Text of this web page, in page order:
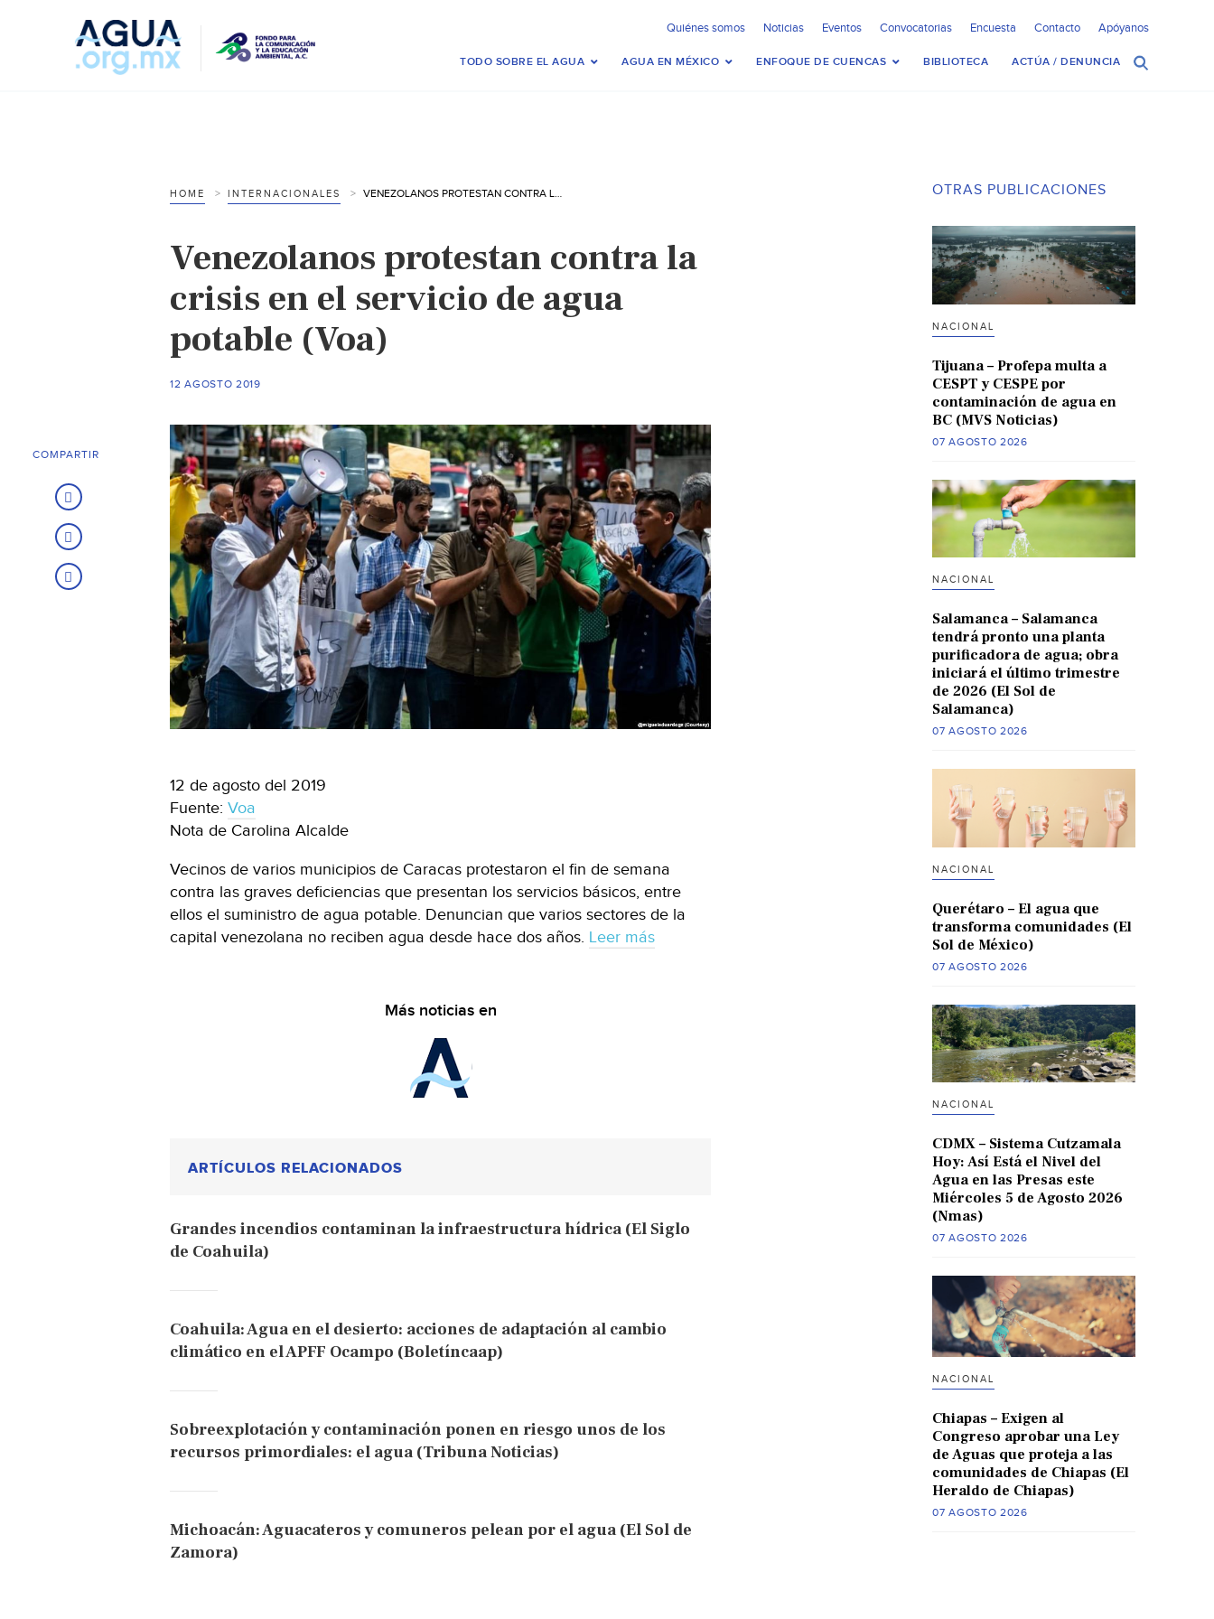
Quiénes somos Noticias Eventos Convocatorias Encuesta Contacto Apóyanos
TODO SOBRE EL AGUA AGUA EN MÉXICO ENFOQUE DE CUENCAS BIBLIOTECA ACTÚA / DENUNCIA
HOME INTERNACIONALES VENEZOLANOS PROTESTAN CONTRA LA CRISIS EN EL SERVICIO DE AGUA POTABLE (VOA)
Venezolanos protestan contra la
crisis en el servicio de agua
potable (Voa)
12 AGOSTO 2019
12 de agosto del 2019
Fuente: Voa
Nota de Carolina Alcalde
Vecinos de varios municipios de Caracas protestaron el fin de semana
contra las graves deficiencias que presentan los servicios básicos, entre
ellos el suministro de agua potable. Denuncian que varios sectores de la
capital venezolana no reciben agua desde hace dos años. Leer más
Más noticias en
ARTÍCULOS RELACIONADOS
Grandes incendios contaminan la infraestructura hídrica (El Siglo
de Coahuila)
Coahuila: Agua en el desierto: acciones de adaptación al cambio
climático en el APFF Ocampo (Boletíncaap)
Sobreexplotación y contaminación ponen en riesgo unos de los
recursos primordiales: el agua (Tribuna Noticias)
Michoacán: Aguacateros y comuneros pelean por el agua (El Sol de
Zamora)
COMPARTIR
OTRAS PUBLICACIONES
NACIONAL
Tijuana – Profepa multa a
CESPT y CESPE por
contaminación de agua en
BC (MVS Noticias)
07 AGOSTO 2026
NACIONAL
Salamanca – Salamanca
tendrá pronto una planta
purificadora de agua; obra
iniciará el último trimestre
de 2026 (El Sol de
Salamanca)
07 AGOSTO 2026
NACIONAL
Querétaro – El agua que
transforma comunidades (El
Sol de México)
07 AGOSTO 2026
NACIONAL
CDMX – Sistema Cutzamala
Hoy: Así Está el Nivel del
Agua en las Presas este
Miércoles 5 de Agosto 2026
(Nmas)
07 AGOSTO 2026
NACIONAL
Chiapas – Exigen al
Congreso aprobar una Ley
de Aguas que proteja a las
comunidades de Chiapas (El
Heraldo de Chiapas)
07 AGOSTO 2026